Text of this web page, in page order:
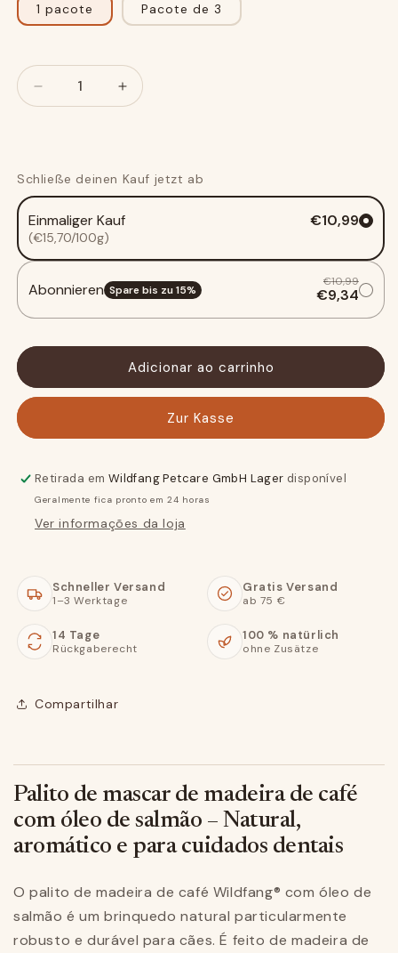
1 pacote Pacote de 3
Número
Número
Reduza
a
de
de
café
com
óleo
de
salmão
Aumente
o
de
de
com
óleo
de
salmão
Schließe deinen Kauf jetzt ab
Einmaliger Kauf €10,99
(€15,70/100g)
Abonnieren Spare bis zu15%
€10,99
€9,34
Adicionar ao carrinho
Zur Kasse
Retirada em Wildfang Petcare GmbH Lager disponível
Geralmente fica pronto em 24 horas
Ver informações da loja
Schneller Versand
1–3 Werktage
Gratis Versand
ab 75 €
14 Tage
Rückgaberecht
100 % natürlich
ohne Zusätze
Compartilhar
Palito de mascar de madeira de café
com óleo de salmão – Natural,
aromático e para cuidados dentais
O palito de madeira de café Wildfang® com óleo de
salmão é um brinquedo natural particularmente
robusto e durável para cães. É feito de madeira de